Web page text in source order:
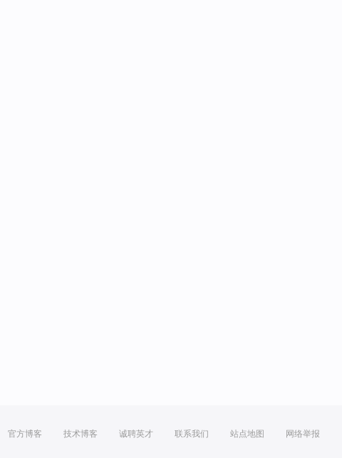
官方博客 技术博客 诚聘英才 联系我们 站点地图 网络举报